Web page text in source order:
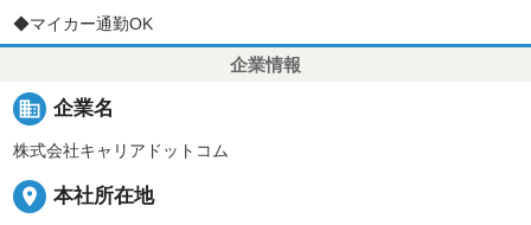
◆マイカー通勤OK
企業情報
business 企業名
株式会社キャリアドットコム
place 本社所在地